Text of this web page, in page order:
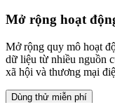
Mở rộng hoạt
Mở rộng quy mô hoạt
dữ liệu từ nhiều nguồn
xã hội và thương mại
Dùng thử miễn phí